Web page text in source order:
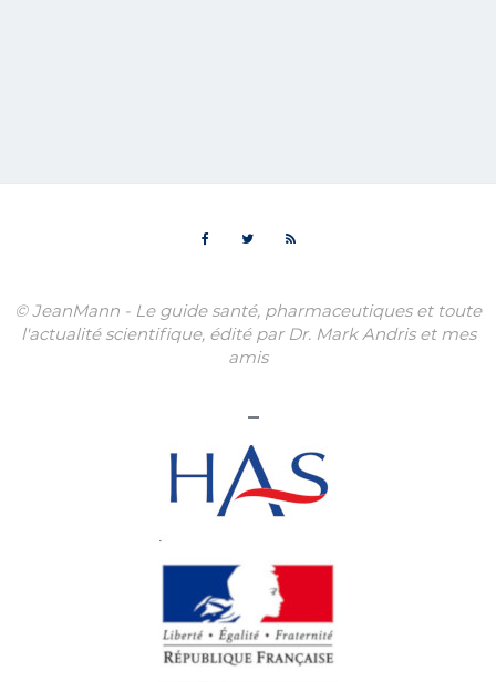
© JeanMann - Le guide santé, pharmaceutiques et toute
l'actualité scientifique, édité par Dr. Mark Andris et mes
amis